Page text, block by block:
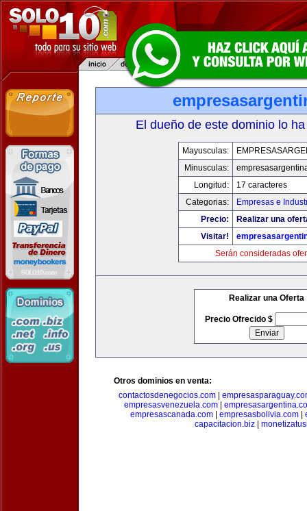
El dueño de este dominio lo
Mayusculas:
Minusculas:
Longitud:
17 caracteres
Categorias:
Empresas e
Precio:
Realizar una
Visitar!
Serán consideradas
Realizar una Oferta
Precio Ofrecido $
Otros dominios en venta:
contactosdenegocios.com
empresasvenezuela.com|
empresascanada.com| empresasbolivia.com|
capacitacion.biz|